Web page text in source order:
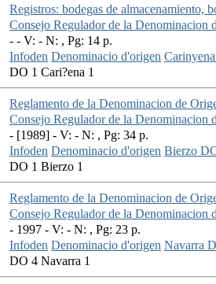
Registros: bodegas de almacenamiento,
Consejo Regulador de la Denominacion
- - V: - N: , Pg: 14 p.
Infoden Denominacio d'origen
DO 1 Cari?ena 1
Reglamento de la Denominacion de
Consejo Regulador de la Denominacion
- [1989] - V: - N: , Pg: 34 p.
Infoden Denominacio d'origen Bierzo
DO 1 Bierzo 1
Reglamento de la Denominacion de
Consejo Regulador de la Denominacion
- 1997 - V: - N: , Pg: 23 p.
Infoden Denominacio d'origen Navarra
DO 4 Navarra 1